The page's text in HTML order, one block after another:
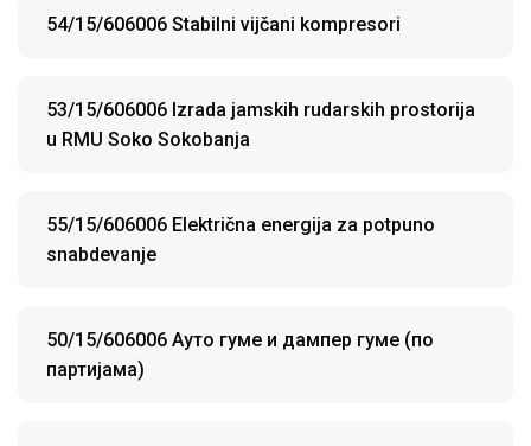
54/15/606006 Stabilni vijčani kompresori
53/15/606006 Izrada jamskih rudarskih prostorija
u RMU Soko Sokobanja
55/15/606006 Električna energija za potpuno
snabdevanje
50/15/606006 Ауто гуме и дампер гуме (по
партијама)